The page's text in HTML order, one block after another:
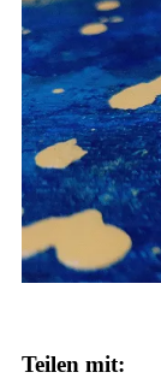
Teilen mit: